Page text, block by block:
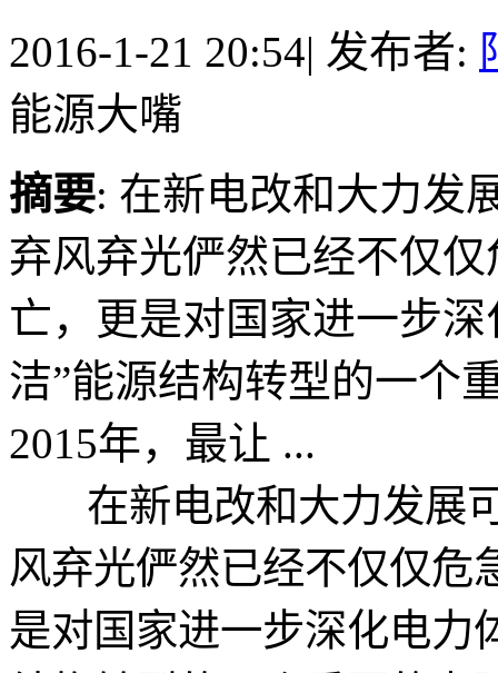
2016-1-21 20:54| 发布者:
能源大嘴
摘要: 在新电改和大力发
弃风弃光俨然已经不仅
亡，更是对国家进一步
洁”能源结构转型的一
2015年，最让 ...
在新电改和大力发展可
风弃光俨然已经不仅仅危
是对国家进一步深化电力